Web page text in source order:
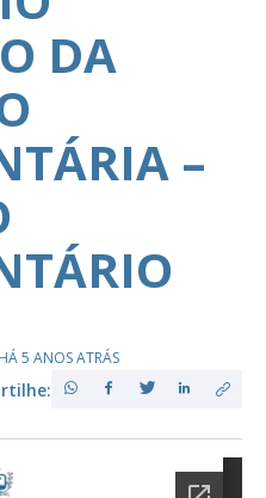
DA
–
5 ANOS ATRÁS